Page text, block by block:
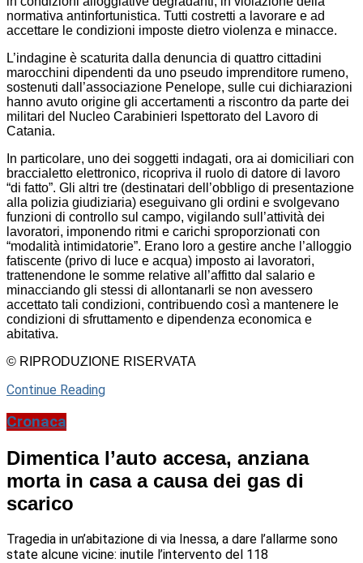
normativa antinfortunistica. Tutti costretti a lavorare e ad
accettare le condizioni imposte dietro violenza e minacce.
L’indagine è scaturita dalla denuncia di quattro cittadini
marocchini dipendenti da uno pseudo imprenditore rumeno,
sostenuti dall’associazione Penelope, sulle cui dichiarazioni
hanno avuto origine gli accertamenti a riscontro da parte dei
militari del Nucleo Carabinieri Ispettorato del Lavoro di
Catania.
In particolare, uno dei soggetti indagati, ora ai domiciliari con
braccialetto elettronico, ricopriva il ruolo di datore di lavoro
“di fatto”. Gli altri tre (destinatari dell’obbligo di presentazione
alla polizia giudiziaria) eseguivano gli ordini e svolgevano
funzioni di controllo sul campo, vigilando sull’attività dei
lavoratori, imponendo ritmi e carichi sproporzionati con
“modalità intimidatorie”. Erano loro a gestire anche l’alloggio
fatiscente (privo di luce e acqua) imposto ai lavoratori,
trattenendone le somme relative all’affitto dal salario e
minacciando gli stessi di allontanarli se non avessero
accettato tali condizioni, contribuendo così a mantenere le
condizioni di sfruttamento e dipendenza economica e
abitativa.
© RIPRODUZIONE RISERVATA
Continue Reading
Cronaca
Dimentica l’auto accesa, anziana
morta in casa a causa dei gas di
scarico
Tragedia in un’abitazione di via Inessa, a dare l’allarme sono
state alcune vicine: inutile l’intervento del 118